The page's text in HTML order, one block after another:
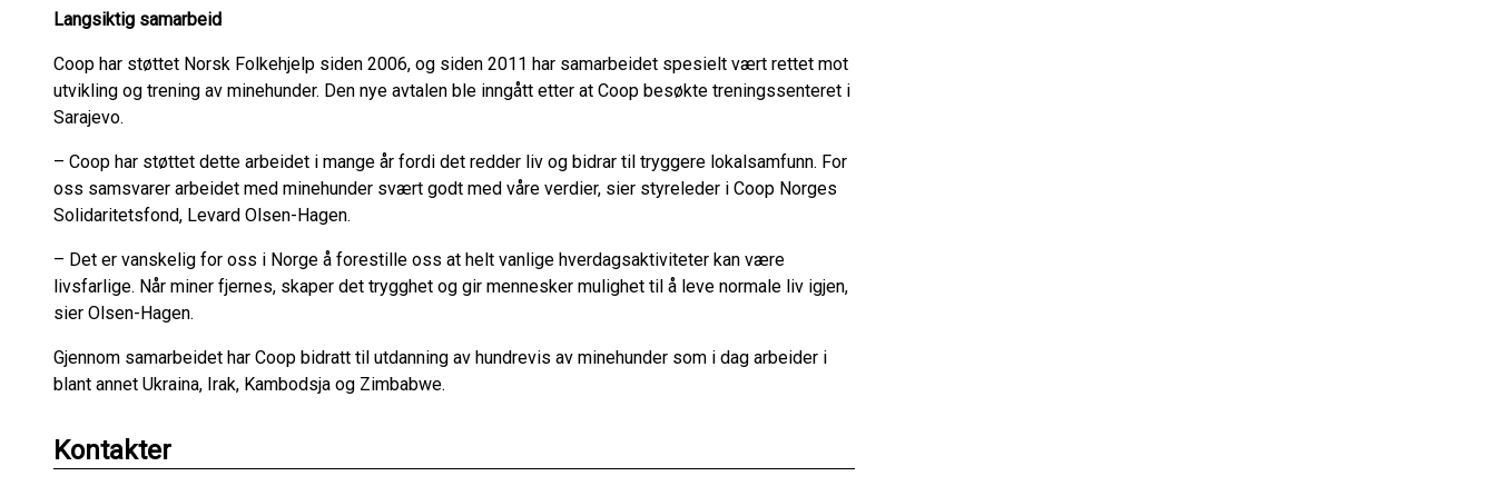
Langsiktig samarbeid
Coop har støttet Norsk Folkehjelp siden 2006, og siden 2011 har samarbeidet spesielt vært rettet mot
utvikling og trening av minehunder. Den nye avtalen ble inngått etter at Coop besøkte treningssenteret i
Sarajevo.
– Coop har støttet dette arbeidet i mange år fordi det redder liv og bidrar til tryggere lokalsamfunn. For
oss samsvarer arbeidet med minehunder svært godt med våre verdier, sier styreleder i Coop Norges
Solidaritetsfond, Levard Olsen-Hagen.
– Det er vanskelig for oss i Norge å forestille oss at helt vanlige hverdagsaktiviteter kan være
livsfarlige. Når miner fjernes, skaper det trygghet og gir mennesker mulighet til å leve normale liv igjen,
sier Olsen-Hagen.
Gjennom samarbeidet har Coop bidratt til utdanning av hundrevis av minehunder som i dag arbeider i
blant annet Ukraina, Irak, Kambodsja og Zimbabwe.
Kontakter